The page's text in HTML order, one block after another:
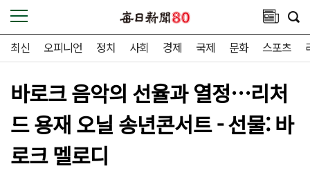
최신 오피니언 정치 사회 경제 국제 문화 스포츠
바로크 음악의 선율과 열정…리처
드 용재 오닐 송년콘서트 - 선물: 바
로크 멜로디